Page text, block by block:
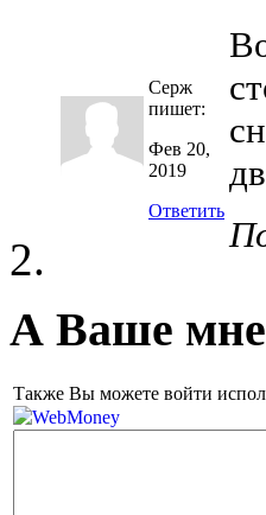
Серж
пишет:
Фев 20,
2019
Ответить
А Ваше
Также Вы можете войти